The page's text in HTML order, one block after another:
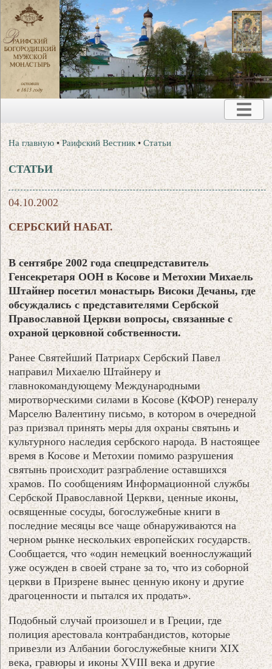
На главную •Раифский Вестник •Статьи
СТАТЬИ
04.10.2002
СЕРБСКИЙ НАБАТ.
В сентябре 2002 года спецпредставитель
Генсекретаря ООН в Косове и Метохии Михаель
Штайнер посетил монастырь Високи Дечаны, где
обсуждались с представителями Сербской
Православной Церкви вопросы, связанные с
охраной церковной собственности.
Ранее Святейший Патриарх Сербский Павел
направил Михаелю Штайнеру и
главнокомандующему Международными
миротворческими силами в Косове (КФОР) генералу
Марселю Валентину письмо, в котором в очередной
раз призвал принять меры для охраны святынь и
культурного наследия сербского народа. В настоящее
время в Косове и Метохии помимо разрушения
святынь происходит разграбление оставшихся
храмов. По сообщениям Информационной службы
Сербской Православной Церкви, ценные иконы,
освященные сосуды, богослужебные книги в
последние месяцы все чаще обнаруживаются на
черном рынке нескольких европейских государств.
Сообщается, что «один немецкий военнослужащий
уже осужден в своей стране за то, что из соборной
церкви в Призрене вынес ценную икону и другие
драгоценности и пытался их продать».
Подобный случай произошел и в Греции, где
полиция арестовала контрабандистов, которые
привезли из Албании богослужебные книги XIX
века, гравюры и иконы XVIII века и другие